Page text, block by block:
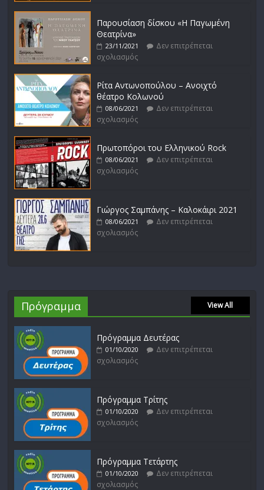
Παρουσίαση δίσκου «Η Παγωμένη
Θεατρίνα»
23/11/2021
Δεν επιτρέπεται
σχολιασμός
Ρίτα Αντωνοπούλου – Ανοιχτό
θέατρο Κολωνού
08/06/2021
Δεν επιτρέπεται
σχολιασμός
Πρωτοπόροι του Ελληνικού Rock
08/06/2021
Δεν επιτρέπεται
σχολιασμός
Γιώργος Σαμπάνης – Καλοκάιρι 2021
08/06/2021
Δεν επιτρέπεται
σχολιασμός
Πρόγραμμα View All
Πρόγραμμα Δευτέρας
01/10/2020
Δεν επιτρέπεται
σχολιασμός
Πρόγραμμα Τρίτης
01/10/2020
Δεν επιτρέπεται
σχολιασμός
Πρόγραμμα Τετάρτης
01/10/2020
Δεν επιτρέπεται
σχολιασμός